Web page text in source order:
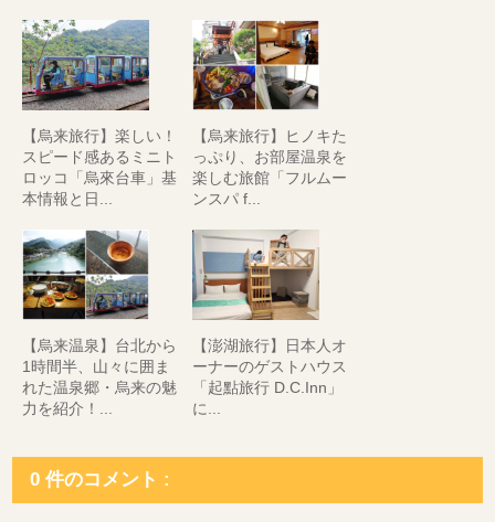
【烏来旅行】楽しい！
スピード感あるミニト
ロッコ「烏來台車」基
本情報と日...
【烏来旅行】ヒノキた
っぷり、お部屋温泉を
楽しむ旅館「フルムー
ンスパ f...
【烏来温泉】台北から
1時間半、山々に囲ま
れた温泉郷・烏来の魅
力を紹介！...
【澎湖旅行】日本人オ
ーナーのゲストハウス
「起點旅行 D.C.Inn」
に...
0 件のコメント :